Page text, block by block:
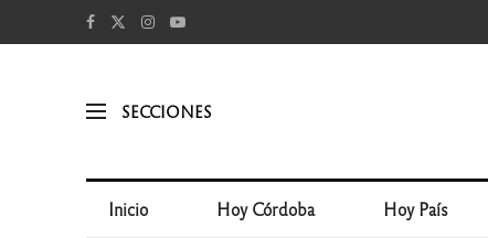
SECCIONES
Inicio Hoy Córdoba Hoy País